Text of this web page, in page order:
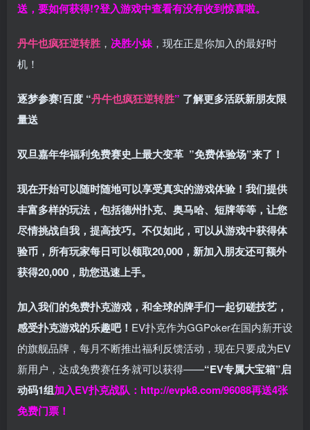
送，要如何获得!?登入游戏中查看有没有收到惊喜啦。
丹牛也疯狂逆转胜 ， 决胜小妹 ，现在正是你加入的最好时
机！
逐梦参赛!百度 “丹牛也疯狂逆转胜” 了解更多活跃新朋友限
量送
双旦嘉年华福利免费赛史上最大变革 ”免费体验场”来了！
现在开始可以随时随地可以享受真实的游戏体验！我们提供
丰富多样的玩法，包括德州扑克、奥马哈、短牌等等，让您
尽情挑战自我，提高技巧。不仅如此， 可以从游戏中获得体
验币，所有玩家每日可以领取20,000，新加入朋友还可额外
获得20,000，助您迅速上手。
加入我们的免费扑克游戏，和全球的牌手们一起切磋技艺，
感受扑克游戏的乐趣吧！ EV扑克作为GGPoker在国内新开设
的旗舰品牌，每月不断推出福利反馈活动，现在只要成为EV
新用户，达成免费赛任务就可以获得——“EV专属大宝箱”启
动码1组加入EV扑克战队： http://evpk8.com/96088再送4张
免费门票！